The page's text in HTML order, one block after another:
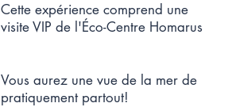
Cette expérience comprend une
visite VIP de l'Éco-Centre Homarus
Vous aurez une vue de la mer de
pratiquement partout!